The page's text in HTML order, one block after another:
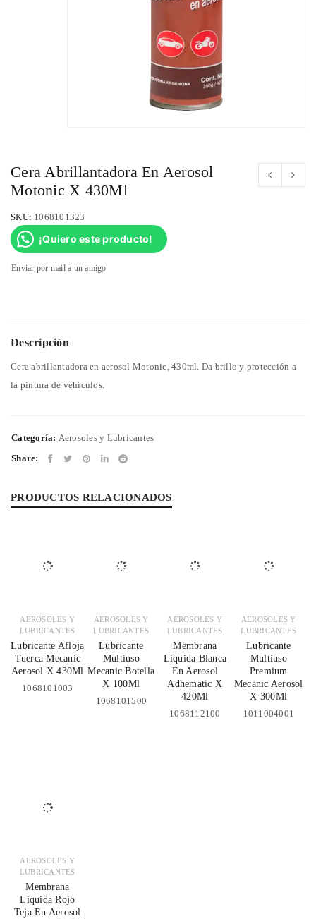
Cera Abrillantadora En Aerosol
Motonic X 430Ml
SKU: 1068101323
¡Quiero este producto!
Enviar por mail a un amigo
Descripción
Cera abrillantadora en aerosol Motonic, 430ml. Da brillo y protección a
la pintura de vehículos.
Categoría: Aerosoles y Lubricantes
Share:
PRODUCTOS RELACIONADOS
AEROSOLES Y
LUBRICANTES
Lubricante Afloja
Tuerca Mecanic
Aerosol X 430Ml
1068101003
AEROSOLES Y
LUBRICANTES
Lubricante
Multiuso
Mecanic Botella
X 100Ml
1068101500
AEROSOLES Y
LUBRICANTES
Membrana
Liquida Blanca
En Aerosol
Adhematic X
420Ml
1068112100
AEROSOLES Y
LUBRICANTES
Lubricante
Multiuso
Premium
Mecanic Aerosol
X 300Ml
1011004001
AEROSOLES Y
LUBRICANTES
Membrana
Liquida Rojo
Teja En Aerosol